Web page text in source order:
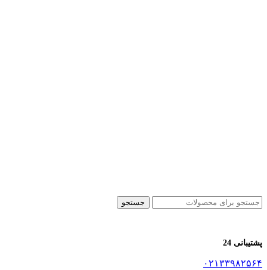
جستجو
پشتیبانی 24
۰۲۱۳۳۹۸۲۵۶۴